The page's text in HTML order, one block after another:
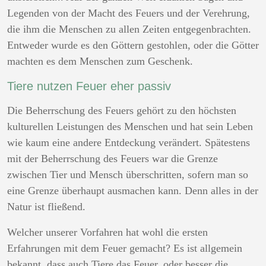
Legenden von der Macht des Feuers und der Verehrung,
die ihm die Menschen zu allen Zeiten entgegenbrachten.
Entweder wurde es den Göttern gestohlen, oder die Götter
machten es dem Menschen zum Geschenk.
Tiere nutzen Feuer eher passiv
Die Beherrschung des Feuers gehört zu den höchsten
kulturellen Leistungen des Menschen und hat sein Leben
wie kaum eine andere Entdeckung verändert. Spätestens
mit der Beherrschung des Feuers war die Grenze
zwischen Tier und Mensch überschritten, sofern man so
eine Grenze überhaupt ausmachen kann. Denn alles in der
Natur ist fließend.
Welcher unserer Vorfahren hat wohl die ersten
Erfahrungen mit dem Feuer gemacht? Es ist allgemein